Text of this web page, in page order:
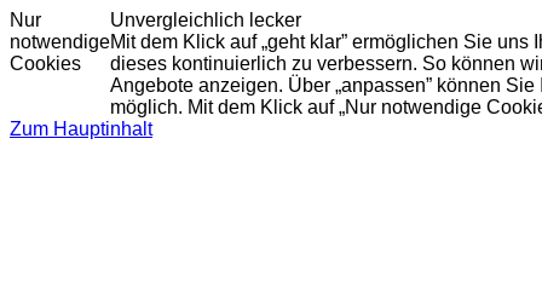
Nur
notwendige
Cookies
Unvergleichlich lecker
Mit dem Klick auf „geht klar” ermöglichen Sie
dieses kontinuierlich zu verbessern. So können
Angebote anzeigen. Über „anpassen” können
möglich. Mit dem Klick auf „Nur notwendige
Zum Hauptinhalt